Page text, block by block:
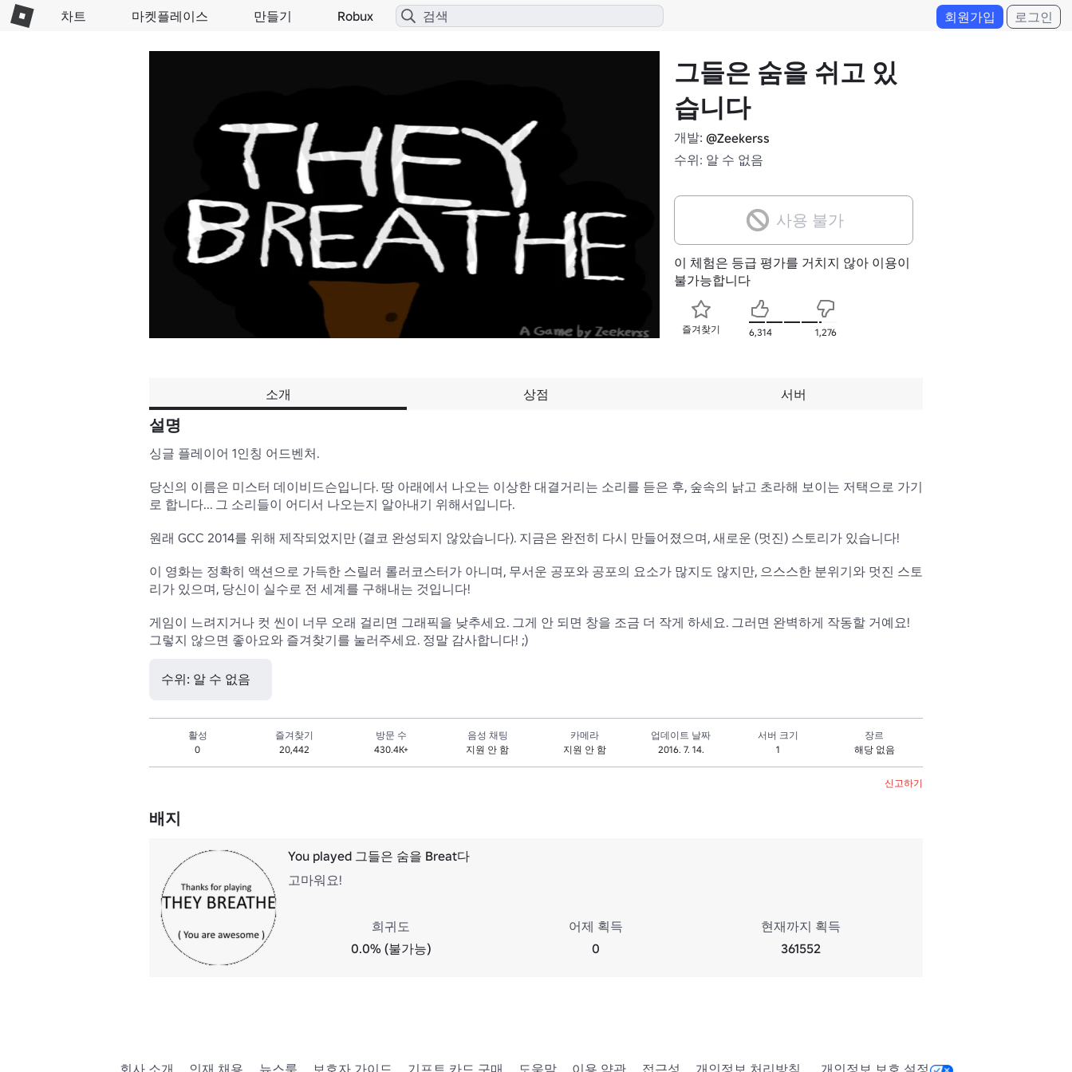
차트 마켓플레이스 만들기 Robux 회원가입 로그인
그들은 숨을 쉬고 있
습니다
개발: @Zeekerss
수위: 알 수 없음
사용 불가
이 체험은 등급 평가를 거치지 않아 이용이
불가능합니다
즐겨찾기 6,314 1,276
소개 상점 서버
설명
싱글 플레이어 1인칭 어드벤처.
당신의 이름은 미스터 데이비드슨입니다. 땅 아래에서 나오는 이상한 대결거리는 소리를 듣은 후, 숲속의 낡고 초라해 보이는 저택으로 가기
로 합니다... 그 소리들이 어디서 나오는지 알아내기 위해서입니다.
원래 GCC 2014를 위해 제작되었지만 (결코 완성되지 않았습니다). 지금은 완전히 다시 만들어졌으며, 새로운 (멋진) 스토리가 있습니다!
이 영화는 정확히 액션으로 가득한 스릴러 롤러코스터가 아니며, 무서운 공포와 공포의 요소가 많지도 않지만, 으스스한 분위기와 멋진 스토
리가 있으며, 당신이 실수로 전 세계를 구해내는 것입니다!
게임이 느려지거나 컷 씬이 너무 오래 걸리면 그래픽을 낮추세요. 그게 안 되면 창을 조금 더 작게 하세요. 그러면 완벽하게 작동할 거예요!
그렇지 않으면 좋아요와 즐겨찾기를 눌러주세요. 정말 감사합니다! ;)
수위: 알 수 없음
활성
0
즐겨찾기
20,442
방문 수
430.4K+
음성 채팅
지원 안 함
카메라
지원 안 함
업데이트 날짜
2016. 7. 14.
서버 크기
1
장르
해당 없음
신고하기
배지
You played 그들은 숨을 Breat다
고마워요!
희귀도
0.0% (불가능)
어제 획득
0
현재까지 획득
361552
회사 소개 인재 채용 뉴스룸 보호자 가이드 기프트 카드 구매 도움말 이용 약관 접근성 개인정보 처리방침 개인정보 보호 설정